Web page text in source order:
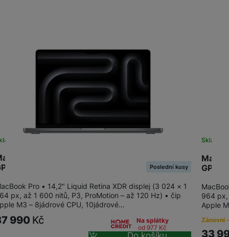
Mac Mini
Mac Studio
Monitory
Prohnuté monitory
Pro 14" M3 8-CPU/10-
16GB/512GB/SG
Poslední kusy
Pro • 14,2" Liquid Retina XDR displej (3 024 × 1
px, až 1 600 nitů, P3, ProMotion – až 120 Hz) • čip
M3 – 8jádrové CPU, 10jádrové…
990 Kč
Na splátky
od 977 Kč
GPU/
Skladem
964 px,
Apple
Zánovní
33